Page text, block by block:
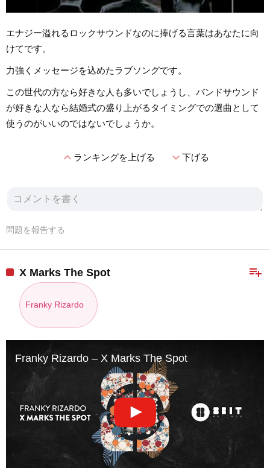
エナジー溢れるロックサウンドなのに捧げる言葉はあなたに向
けてです。
力強くメッセージを込めたラブソングです。
この世代の方なら好きな人も多いでしょうし、バンドサウンド
が好きな人なら結婚式の盛り上がるタイミングでの選曲として
使うのがいいのではないでしょうか。
expand_lessランキングを上げる expand_more下げる
問題を報告する
playlist_add
X Marks The Spot
Franky Rizardo
Franky Rizardo – X Marks The Spot